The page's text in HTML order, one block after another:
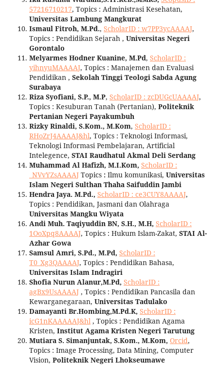
57216710217, Topics : Administrasi Kesehatan,
Universitas Lambung Mangkurat
Ismaul Fitroh, M.Pd., ScholarID : w7PP3ycAAAAJ,
Topics : Pendidikan Sejarah , Universitas Negeri
Gorontalo
Melyarmes Hodner Kuanine, M.Pd, ScholarID :
yihnyuMAAAAJ, Topics : Manajemen dan Evaluasi
Pendidikan , Sekolah Tinggi Teologi Sabda Agung
Surabaya
Riza Syofiani, S.P., M.P, ScholarID : zcDUGcUAAAAJ,
Topics : Kesuburan Tanah (Pertanian), Politeknik
Pertanian Negeri Payakumbuh
Rizky Rinaldi, S.Kom., M.Kom, ScholarID :
RHoZrJ4AAAAJ&hl, Topics : Teknologi Informasi,
Teknologi Informasi Pembelajaran, Artificial
Intelegence, STAI Raudhatul Akmal Deli Serdang
Muhammad Al Hafizh, M.I.Kom, ScholarID :
_NVvYZsAAAAJ Topics: Ilmu komunikasi, Universitas
Islam Negeri Sulthan Thaha Saifuddin Jambi
Hendra Jaya. M.Pd., ScholarID : ce3CUY8AAAAJ,
Topics : Pendidikan, Jasmani dan Olahraga
Universitas Mangku Wiyata
Andi Muh. Taqiyuddin BN, S.H., M.H, ScholarID :
1OoXpq8AAAAJ, Topics : Hukum Islam-Zakat, STAI Al-
Azhar Gowa
Samsul Amri, S.Pd., M.Pd, ScholarID :
T0_Xg3QAAAAJ, Topics : Pendidikan Bahasa,
Universitas Islam Indragiri
Shofia Nurun Alanur,M.Pd, ScholarID :
agBx9UsAAAAJ, Topics : Pendidikan Pancasila dan
Kewarganegaraan, Universitas Tadulako
Damayanti Br.Hombing,M.Pd.K, ScholarID :
icG1nKAAAAAJ&hl, Topics : Pendidikan Agama
Kristen, Institut Agama Kristen Negeri Tarutung
Mutiara S. Simanjuntak, S.Kom., M.Kom, Orcid,
Topics : Image Processing, Data Mining, Computer
Vision, Politeknik Negeri Lhokseumawe